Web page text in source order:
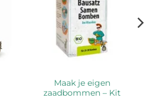
Maak je eigen
zaadbommen – Kit